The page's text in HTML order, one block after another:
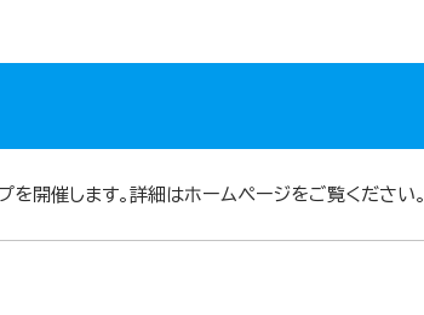
開催します。詳細はホームページをご覧ください。